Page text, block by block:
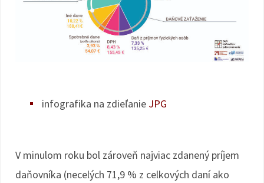
infografika na zdieľanie JPG
V minulom roku bol zároveň najviac zdanený príjem
daňovníka (necelých 71,9 % z celkových daní ako